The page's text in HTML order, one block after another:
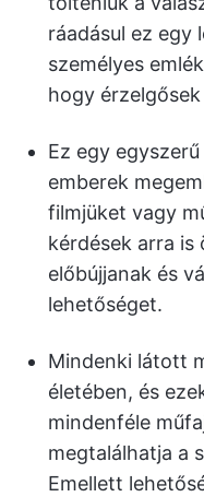
ráadásul ez egy
személyes
hogy
Ez egy
emberek
filmjüket vagy
kérdések arra
előbújjanak és
lehetőséget.
Mindenki látott
életében, és
mindenféle
megtalálhatja a
Emellett